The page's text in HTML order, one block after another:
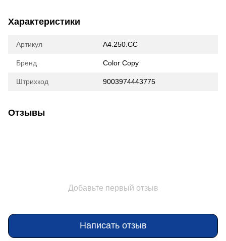
Характеристики
Артикул A4.250.CC
Бренд Color Copy
Штрихкод 9003974443775
Отзывы
Добавьте первый отзыв
Написать отзыв